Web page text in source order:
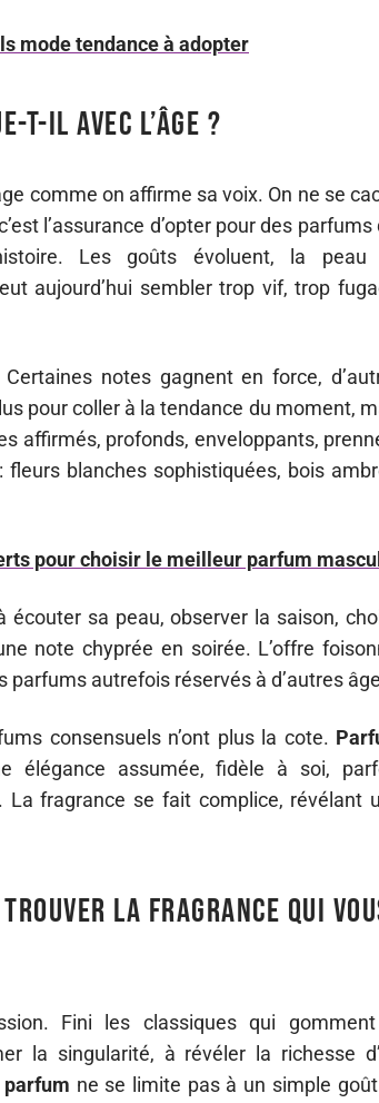
mode tendance à adopter
t-il avec l’âge ?
comme on affirme sa voix. On ne se
l’assurance d’opter pour des parfums
Les goûts évoluent, la peau
aujourd’hui sembler trop vif, trop
notes gagnent en force,
pour coller à la tendance du moment,
affirmés, profonds, enveloppants,
blanches sophistiquées, bois
pour choisir le meilleur parfum
écouter sa peau, observer la saison,
note chyprée en soirée. L’offre
parfums autrefois réservés à d’autres
consensuels n’ont plus la cote.
élégance assumée, fidèle à soi,
La fragrance se fait complice, révélant
la fragrance qui
Fini les classiques qui
la singularité, à révéler la richesse
ne se limite pas à un simple goût